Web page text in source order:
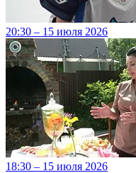
20:30 – 15 июля 2026
18:30 – 15 июля 2026